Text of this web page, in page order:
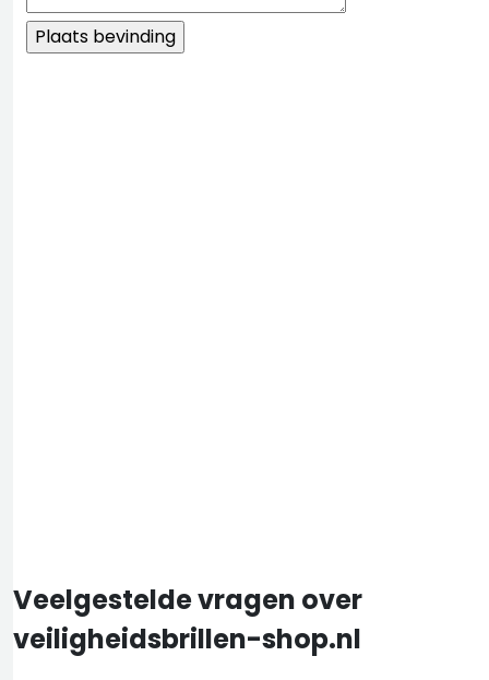
Veelgestelde vragen over
veiligheidsbrillen-shop.nl